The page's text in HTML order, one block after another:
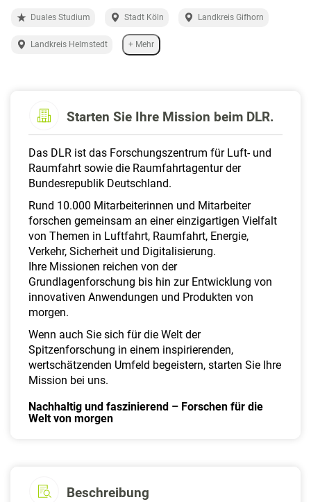
Duales Studium Stadt Köln Landkreis Gifhorn
Landkreis Helmstedt + Mehr
Starten Sie Ihre Mission beim DLR.
Das DLR ist das Forschungszentrum für Luft- und
Raumfahrt sowie die Raumfahrtagentur der
Bundesrepublik Deutschland.
Rund 10.000 Mitarbeiterinnen und Mitarbeiter
forschen gemeinsam an einer einzigartigen Vielfalt
von Themen in Luftfahrt, Raumfahrt, Energie,
Verkehr, Sicherheit und Digitalisierung.
Ihre Missionen reichen von der
Grundlagenforschung bis hin zur Entwicklung von
innovativen Anwendungen und Produkten von
morgen.
Wenn auch Sie sich für die Welt der
Spitzenforschung in einem inspirierenden,
wertschätzenden Umfeld begeistern, starten Sie Ihre
Mission bei uns.
Nachhaltig und faszinierend – Forschen für die
Welt von morgen
Beschreibung